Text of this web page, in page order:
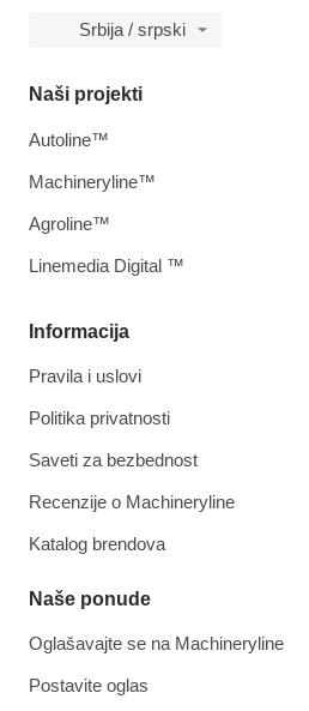
Srbija / srpski
Informacija
Pravila i uslovi
Politika privatnosti
Saveti za bezbednost
Recenzije o Machineryline
Katalog brendova
Naše ponude
Oglašavajte se na Machineryline
Postavite oglas
Naši projekti
Autoline™
Machineryline™
Agroline™
Linemedia Digital ™